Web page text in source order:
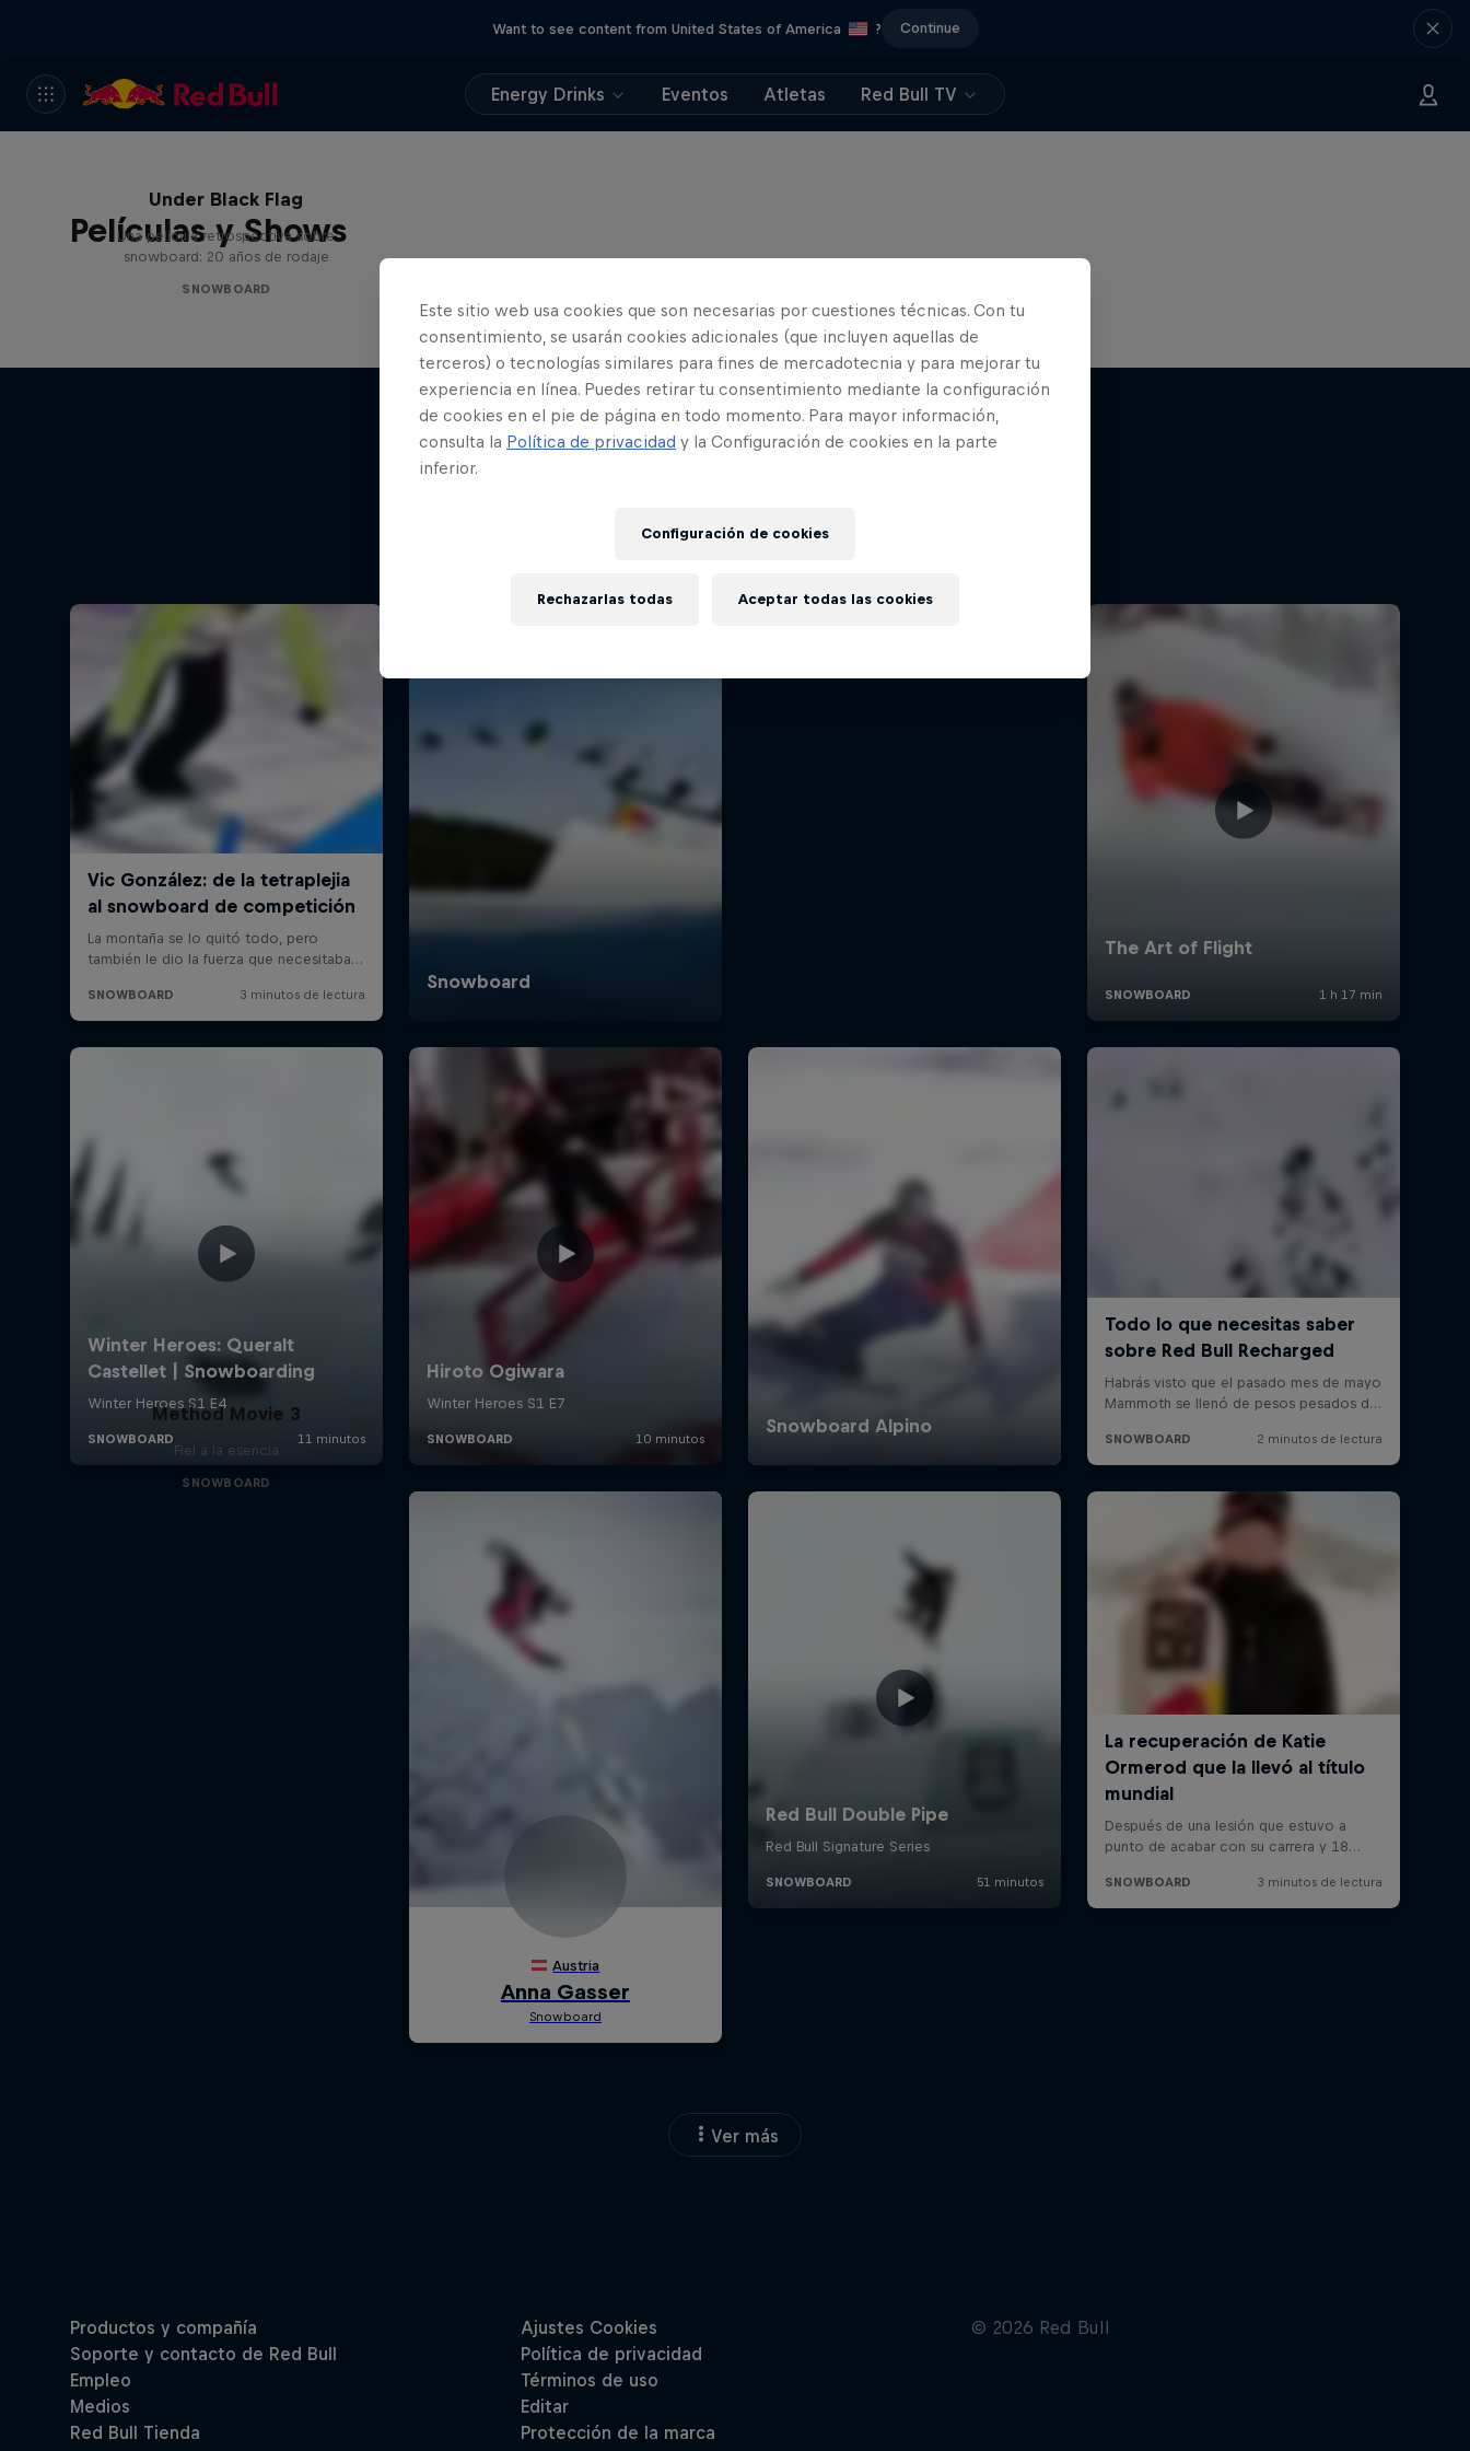
Want to see content from United States of America ? Continue
Energy Drinks Eventos Atletas Red Bull TV
Películas y Shows
Under Black Flag
Una película retrospectiva sobre
snowboard: 20 años de rodaje
SNOWBOARD
Más contenidos similares
Una película retrospectiva sobre
SNOWBOARD
Method Movie 3
Fiel a la esencia
SNOWBOARD
Ver más
Este sitio web usa cookies que son necesarias por cuestiones técnicas. Con tu
consentimiento, se usarán cookies adicionales (que incluyen aquellas de
terceros) o tecnologías similares para fines de mercadotecnia y para mejorar tu
experiencia en línea. Puedes retirar tu consentimiento mediante la configuración
de cookies en el pie de página en todo momento. Para mayor información,
consulta la Política de privacidad y la Configuración de cookies en la parte
inferior.
Configuración de cookies
Rechazarlas todas Aceptar todas las cookies